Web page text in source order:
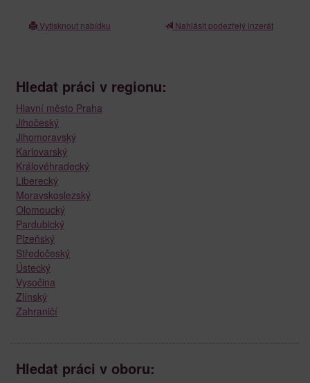
Vytisknout nabídku Nahlásit podezřelý inzerát
Hledat práci v regionu:
Hlavní město Praha
Jihočeský
Jihomoravský
Karlovarský
Královéhradecký
Liberecký
Moravskoslezský
Olomoucký
Pardubický
Plzeňský
Středočeský
Ústecký
Vysočina
Zlínský
Zahraničí
Hledat práci v oboru: